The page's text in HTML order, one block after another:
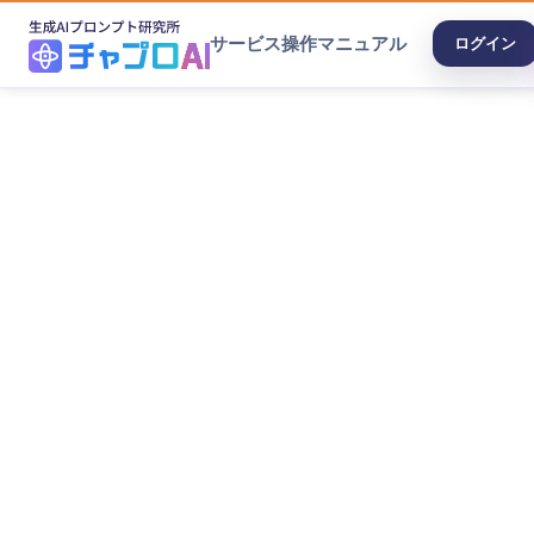
サービス操作マニュアル ログイン